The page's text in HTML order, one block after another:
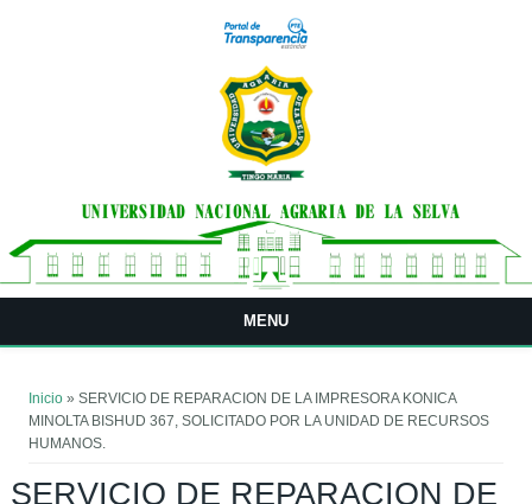
MENU
Inicio » SERVICIO DE REPARACION DE LA IMPRESORA KONICA
MINOLTA BISHUD 367, SOLICITADO POR LA UNIDAD DE RECURSOS
HUMANOS.
SERVICIO DE REPARACION DE